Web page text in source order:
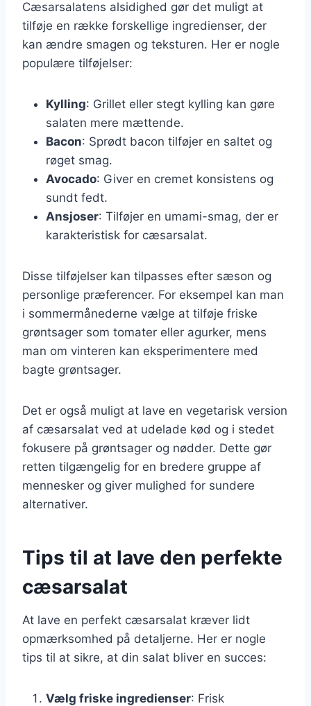
Cæsarsalatens alsidighed gør det muligt at
tilføje en række forskellige ingredienser, der
kan ændre smagen og teksturen. Her er nogle
populære tilføjelser:
Kylling: Grillet eller stegt kylling kan gøre
salaten mere mættende.
Bacon: Sprødt bacon tilføjer en saltet og
røget smag.
Avocado: Giver en cremet konsistens og
sundt fedt.
Ansjoser: Tilføjer en umami-smag, der er
karakteristisk for cæsarsalat.
Disse tilføjelser kan tilpasses efter sæson og
personlige præferencer. For eksempel kan man
i sommermånederne vælge at tilføje friske
grøntsager som tomater eller agurker, mens
man om vinteren kan eksperimentere med
bagte grøntsager.
Det er også muligt at lave en vegetarisk version
af cæsarsalat ved at udelade kød og i stedet
fokusere på grøntsager og nødder. Dette gør
retten tilgængelig for en bredere gruppe af
mennesker og giver mulighed for sundere
alternativer.
Tips til at lave den perfekte
cæsarsalat
At lave en perfekt cæsarsalat kræver lidt
opmærksomhed på detaljerne. Her er nogle
tips til at sikre, at din salat bliver en succes:
Vælg friske ingredienser: Frisk